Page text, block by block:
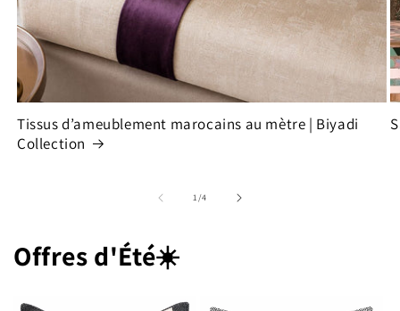
Tissus d’ameublement marocains au mètre | Biyadi
Collection
1/de
4
Offres d'Été☀️